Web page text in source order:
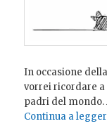
In occasione
vorrei ricordare
padri del mondo.
Continua a